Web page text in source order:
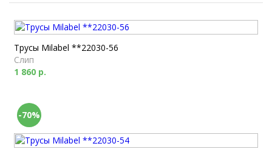
Трусы Milabel **22030-56
Слип
1 860 р.
-70%